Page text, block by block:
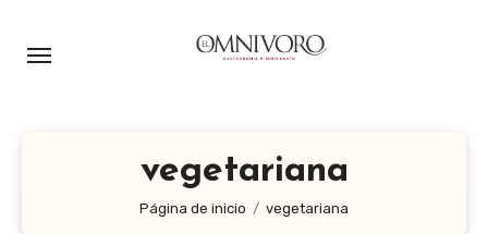
vegetariana
Página de inicio vegetariana